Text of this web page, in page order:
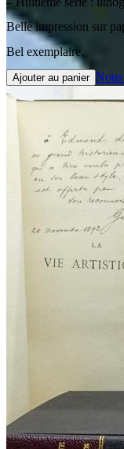
Belle impression sur
Bel exemplaire.
Ajouter au panier